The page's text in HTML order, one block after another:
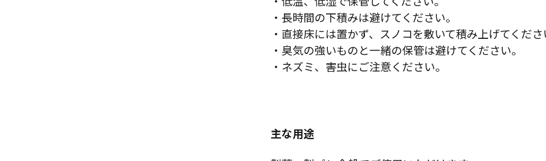
・長時間の下積みは避けてください。
・直接床には置かず、スノコを敷いて積み上げてくださ
・臭気の強いものと一緒の保管は避けてください。
・ネズミ、害虫にご注意ください。
主な用途